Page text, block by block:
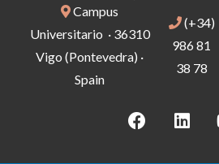
Campus
Universitario · 36310
Vigo (Pontevedra) ·
Spain
(+34)
986 81
38 78